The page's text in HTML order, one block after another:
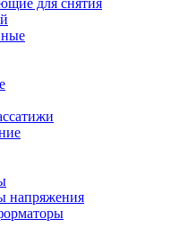
для снятия
напряжения